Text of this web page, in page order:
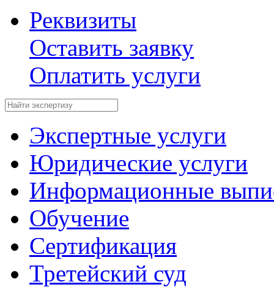
Реквизиты
Оставить заявку
Оплатить услуги
Экспертные услуги
Юридические услуги
Информационные
Обучение
Сертификация
Третейский суд